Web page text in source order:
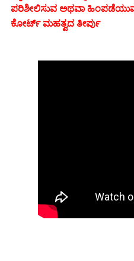
ಪರಿಶೀಲಿಸುವ ಅಥವಾ ಹಿಂಪಡೆಯುವ
ಕೋರ್ಟ್ ಮಹತ್ವದ ತೀರ್ಪು